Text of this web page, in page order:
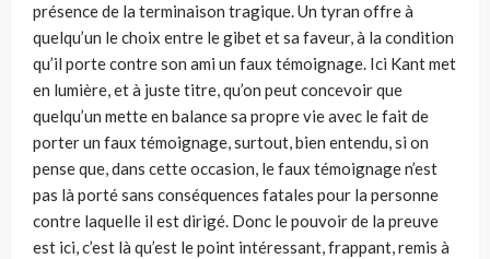
présence de la ter­minaison tragique. Un tyran offre à
quelqu’un le choix entre le gibet et sa faveur, à la condition
qu’il porte contre son ami un faux témoignage. Ici Kant met
en lumière, et à juste titre, qu’on peut concevoir que
quelqu’un mette en balance sa propre vie avec le fait de
porter un faux témoignage, surtout, bien entendu, si on
pense que, dans cette occasion, le faux témoi­gnage n’est
pas là porté sans conséquences fatales pour la personne
contre laquelle il est dirigé. Donc le pouvoir de la preuve
est ici, c’est là qu’est le point intéressant, frappant, remis à